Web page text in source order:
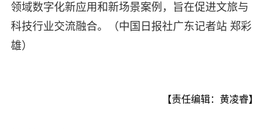
领域数字化新应用和新场景案例，旨在促进文旅与
科技行业交流融合。（中国日报社广东记者站 郑彩
雄）
【责任编辑：黄凌睿】